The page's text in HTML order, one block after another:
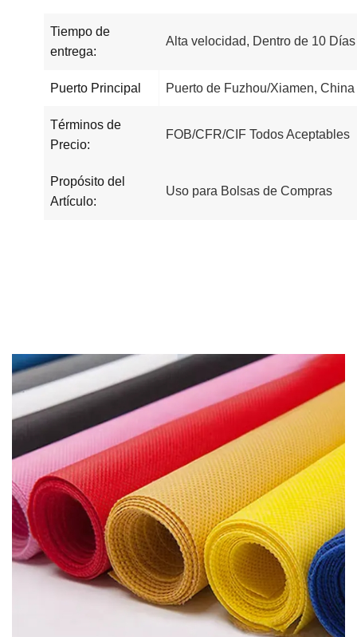
Tiempo de
entrega:
Alta velocidad, Dentro de 10
Puerto Principal Puerto de Fuzhou/Xiamen, China
Términos de
Precio:
FOB/CFR/CIF Todos Aceptables
Propósito del
Artículo:
Uso para Bolsas de Compras